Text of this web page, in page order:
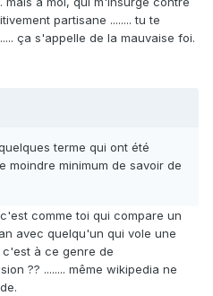
partisane ........ tu te
ça s'appelle de la mauvaise foi.
terme qui ont été
moindre minimum de savoir de
comme toi qui compare un
avec quelqu'un qui vole une
c'est à ce genre de
?? ........ même wikipedia ne